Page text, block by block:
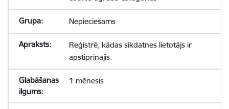
Nepieciešams
Reģistrē, kādas sīkdatnes lietotājs ir
apstiprinājis.
1 mēnesis